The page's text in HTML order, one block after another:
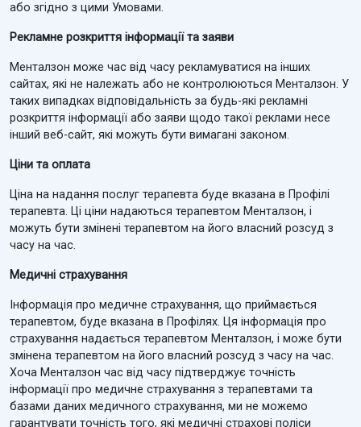
або згідно з цими Умовами.
Рекламне розкриття інформації та заяви
Менталзон може час від часу рекламуватися на інших
сайтах, які не належать або не контролюються Менталзон. У
таких випадках відповідальність за будь-які рекламні
розкриття інформації або заяви щодо такої реклами несе
інший веб-сайт, які можуть бути вимагані законом.
Ціни та оплата
Ціна на надання послуг терапевта буде вказана в Профілі
терапевта. Ці ціни надаються терапевтом Менталзон, і
можуть бути змінені терапевтом на його власний розсуд з
часу на час.
Медичні страхування
Інформація про медичне страхування, що приймається
терапевтом, буде вказана в Профілях. Ця інформація про
страхування надається терапевтом Менталзон, і може бути
змінена терапевтом на його власний розсуд з часу на час.
Хоча Менталзон час від часу підтверджує точність
інформації про медичне страхування з терапевтами та
базами даних медичного страхування, ми не можемо
гарантувати точність того, які медичні страхові поліси